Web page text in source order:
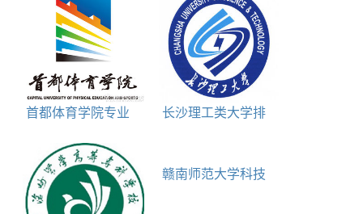
首都体育学院专业
长沙理工类大学排
赣南师范大学科技